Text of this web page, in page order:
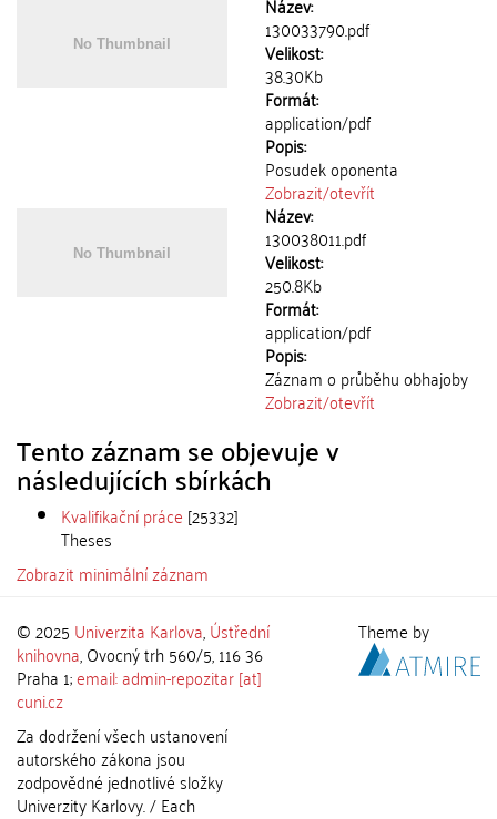
130033790.pdf
Velikost:
38.30Kb
Formát:
application/pdf
Popis:
Posudek oponenta
Zobrazit/otevřít
Název:
130038011.pdf
Velikost:
250.8Kb
Formát:
application/pdf
Popis:
Záznam o průběhu obhajoby
Zobrazit/otevřít
Tento záznam se objevuje v
následujících sbírkách
Kvalifikační práce [25332]
Theses
Zobrazit minimální záznam
© 2025 Univerzita Karlova,Ústřední
knihovna, Ovocný trh 560/5, 116 36
Praha 1;email: admin-repozitar [at]
cuni.cz
Za dodržení všech ustanovení
autorského zákona jsou
zodpovědné jednotlivé složky
Univerzity Karlovy. / Each
Theme by